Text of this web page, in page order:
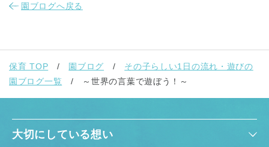
園ブログへ戻る
保育 TOP 園ブログ
その子らしい1日の流れ・遊びの
園ブログ一覧
～世界の言葉で遊ぼう！～
大切にしている想い